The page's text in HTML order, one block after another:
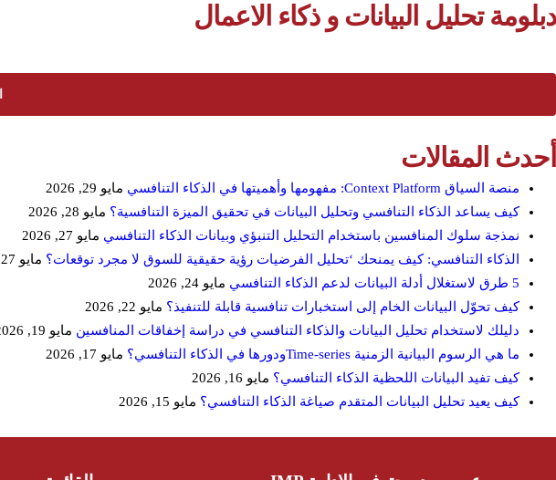
دبلومة تحليل البيانات و ذكاء الاعمال
أحدث المقالات
منصة السياق Context Platform: مفهومها وأهميتها في الذكاء التنافسي
مايو 29, 2026
كيف يساعد الذكاء التنافسي وتحليل البيانات في تحقيق الميزة التنافسية؟ مايو 28, 2026
نمذجة سلوك المنافسين باستخدام التحليل التنبؤي وبيانات الذكاء التنافسي مايو 27, 2026
الذكاء التنافسي: كيف يمنحك ‘تحليل الفرضيات رؤية حقيقية للسوق لا مجرد توقعات؟ مايو 27, 2026
5 طرق لاستغلال أدلة البيانات لدعم الذكاء التنافسي
مايو 24, 2026
كيف تحوّل البيانات الخام إلى استخبارات تنافسية قابلة للتنفيذ؟ مايو 22, 2026
دليلك لاستخدام تحليل البيانات والذكاء التنافسي في دراسة إخفاقات المنافسين مايو 19, 2026
ما هي الرسوم البيانية الزمنية Time‑seriesودورها في الذكاء التنافسي؟
مايو 17, 2026
كيف تفيد البيانات اللحظية الذكاء التنافسي؟ مايو 16, 2026
كيف يعيد تحليل البيانات المتقدم صياغة الذكاء التنافسي؟ مايو 15, 2026